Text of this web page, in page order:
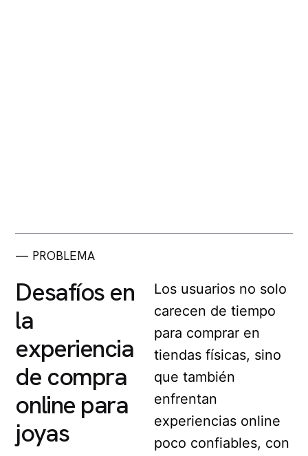
— PROBLEMA
Desafíos en
la
experiencia
de compra
online para
joyas
Los usuarios no solo
carecen de tiempo
para comprar en
tiendas físicas, sino
que también
enfrentan
experiencias online
poco confiables, con